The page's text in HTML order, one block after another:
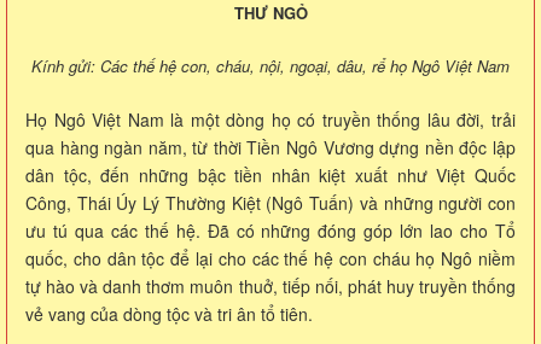
THƯ NGỎ
Kính gửi: Các thế hệ con, cháu, nội, ngoại, dâu, rể họ Ngô Việt Nam
Họ Ngô Việt Nam là một dòng họ có truyền thống lâu đời, trải
qua hàng ngàn năm, từ thời Tiền Ngô Vương dựng nền độc lập
dân tộc, đến những bậc tiền nhân kiệt xuất như Việt Quốc
Công, Thái Úy Lý Thường Kiệt (Ngô Tuấn) và những người con
ưu tú qua các thế hệ. Đã có những đóng góp lớn lao cho Tổ
quốc, cho dân tộc để lại cho các thế hệ con cháu họ Ngô niềm
tự hào và danh thơm muôn thuở, tiếp nối, phát huy truyền thống
vẻ vang của dòng tộc và tri ân tổ tiên.